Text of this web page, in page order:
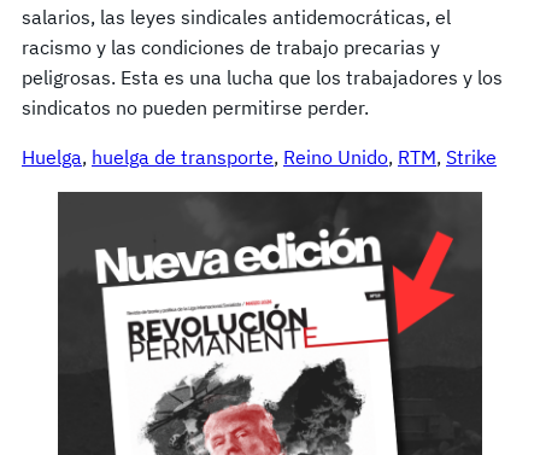
salarios, las leyes sindicales antidemocráticas, el
racismo y las condiciones de trabajo precarias y
peligrosas. Esta es una lucha que los trabajadores y los
sindicatos no pueden permitirse perder.
Huelga, huelga de transporte, Reino Unido, RTM, Strike